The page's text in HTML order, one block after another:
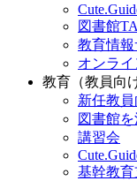
図書館
教育情報
オンラ
教育（教員向
新任教
図書館
講習会
基幹教育